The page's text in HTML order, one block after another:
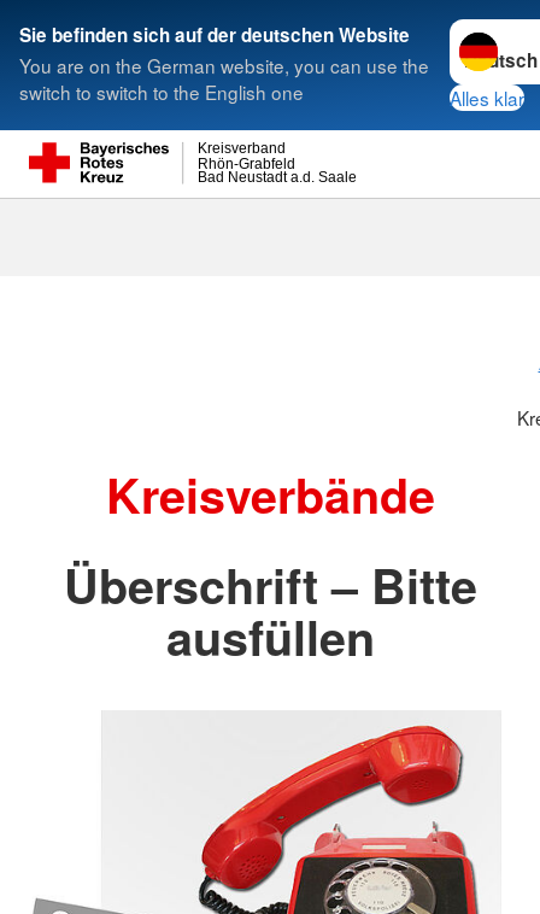
Sie befinden sich auf der deutschen Website
You are on the German website, you can use the
switch to switch to the English one
Sprache
Alles klar
Bad Neustadt a.d. Saale
Rhön-Grabfeld
Kreisverband
Suche
Kreisverbände
Überschrift – Bitte
ausfüllen